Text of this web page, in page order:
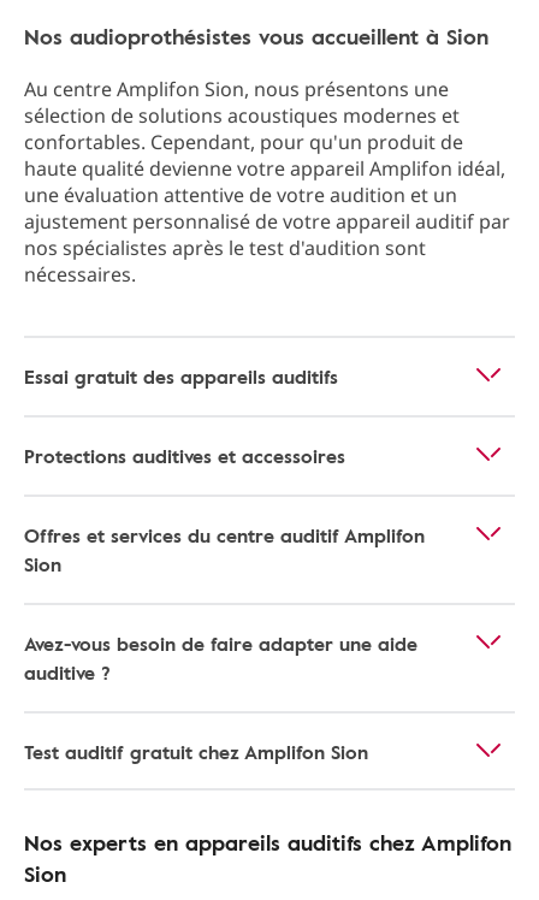
Nos audioprothésistes vous accueillent à Sion
Au centre Amplifon Sion, nous présentons une
sélection de solutions acoustiques modernes et
confortables. Cependant, pour qu'un produit de
haute qualité devienne votre appareil Amplifon idéal,
une évaluation attentive de votre audition et un
ajustement personnalisé de votre appareil auditif par
nos spécialistes après le test d'audition sont
nécessaires.
Essai gratuit des appareils auditifs
Protections auditives et accessoires
Offres et services du centre auditif Amplifon
Sion
Avez-vous besoin de faire adapter une aide
auditive ?
Test auditif gratuit chez Amplifon Sion
Nos experts en appareils auditifs chez Amplifon
Sion